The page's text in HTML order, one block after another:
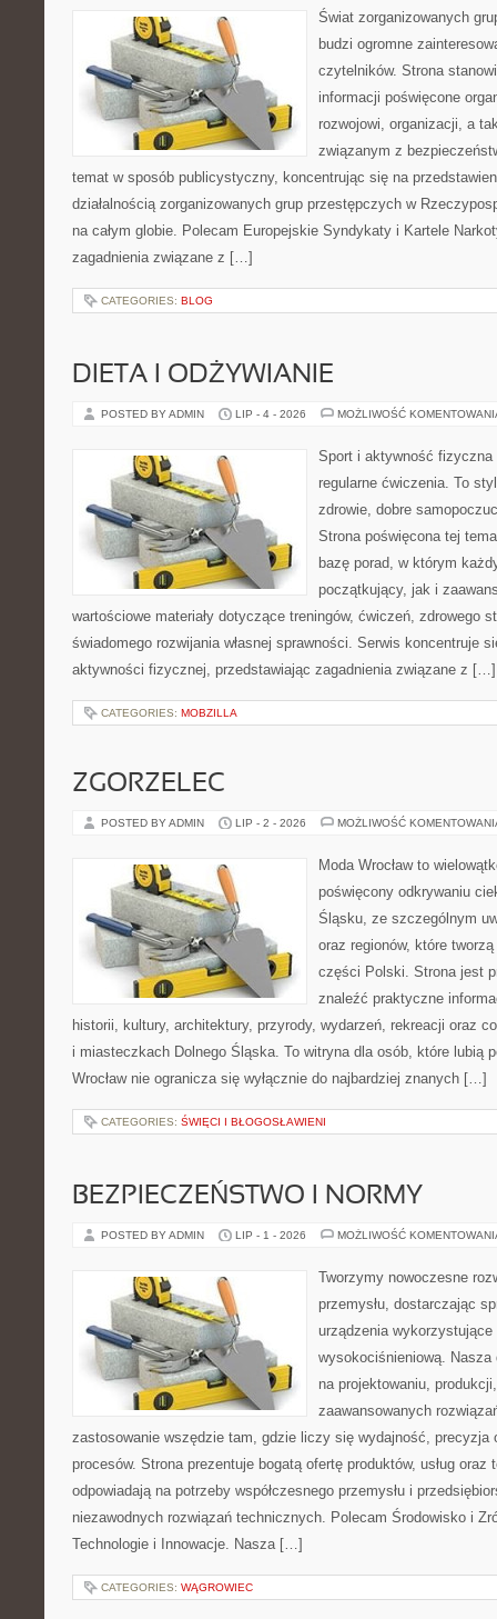
Świat zorganizowanych
budzi ogromne
czytelników. Strona
informacji poświęcone
rozwojowi, organizacji, a
związanym z
temat w sposób publicystyczny, koncentrując się na
działalnością zorganizowanych grup przestępczych w
na całym globie. Polecam Europejskie Syndykaty i Kartele
zagadnienia związane z […]
CATEGORIES: BLOG
DIETA I ODŻYWIANIE
POSTED BY ADMIN LIP - 4 - 2026 MOŻLIWOŚĆ
Sport i aktywność
regularne ćwiczenia. To
zdrowie, dobre
Strona poświęcona tej
bazę porad, w którym
początkujący, jak i
wartościowe materiały dotyczące treningów, ćwiczeń, zdrowego
świadomego rozwijania własnej sprawności. Serwis koncentruje
aktywności fizycznej, przedstawiając zagadnienia związane z […]
CATEGORIES: MOBZILLA
ZGORZELEC
POSTED BY ADMIN LIP - 2 - 2026 MOŻLIWOŚĆ
Moda Wrocław to
poświęcony odkrywaniu
Śląsku, ze szczególnym
oraz regionów, które
części Polski. Strona jest
znaleźć praktyczne
historii, kultury, architektury, przyrody, wydarzeń, rekreacji oraz
i miasteczkach Dolnego Śląska. To witryna dla osób, które lubią
Wrocław nie ogranicza się wyłącznie do najbardziej znanych […]
CATEGORIES: ŚWIĘCI I BŁOGOSŁAWIENI
BEZPIECZEŃSTWO I NORMY
POSTED BY ADMIN LIP - 1 - 2026 MOŻLIWOŚĆ
Tworzymy nowoczesne
przemysłu, dostarczając
urządzenia wykorzystujące
wysokociśnieniową. Nasza
na projektowaniu,
zaawansowanych
zastosowanie wszędzie tam, gdzie liczy się wydajność, precyzja
procesów. Strona prezentuje bogatą ofertę produktów, usług oraz
odpowiadają na potrzeby współczesnego przemysłu i
niezawodnych rozwiązań technicznych. Polecam Środowisko i
Technologie i Innowacje. Nasza […]
CATEGORIES: WĄGROWIEC